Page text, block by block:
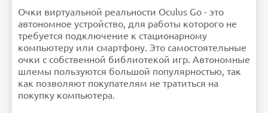
Очки виртуальной реальности Oculus Go - это
автономное устройство, для работы которого не
требуется подключение к стационарному
компьютеру или смартфону. Это самостоятельные
очки с собственной библиотекой игр. Автономные
шлемы пользуются большой популярностью, так
как позволяют покупателям не тратиться на
покупку компьютера.
Платформа Android
Объем
встроенной
памяти
32 Гб
Датчики
Акселерометр, Гироскоп,
Ошибка в описании?
Кабель зарядки Micro USB
Контроллер
Шлем виртуальной реальности
Инструкция по эксплуатации
НАПИСАТЬ ОТЗЫВ
Внимание:HTML не поддерживается! Используйте
Рейтинг
Плохо Хорошо
Продолжить